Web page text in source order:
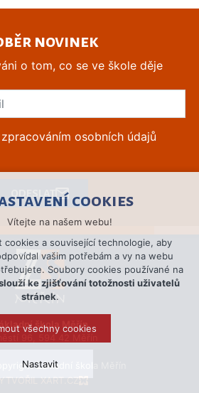
novinek
o tom, co se ve škole děje
osobních údajů
škola Měřín
96, 594 42 Měřín
Základní škola Měřín
XART.CZ
cookies
Vítejte na našem webu!
cookies a související technologie, aby
vašim potřebám a vy na webu
Soubory cookies používané na
ke zjišťování totožnosti uživatelů
stránek.
všechny cookies
Nastavit